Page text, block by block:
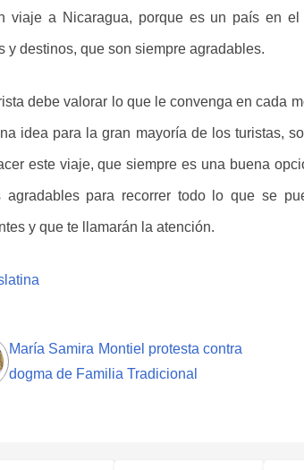
viaje a Nicaragua, porque es un país en
y destinos, que son siempre agradables.
debe valorar lo que le convenga en cada
idea para la gran mayoría de los turistas,
este viaje, que siempre es una buena
agradables para recorrer todo lo que se
y que te llamarán la atención.
María Samira Montiel protesta contra
dogma de Familia Tradicional